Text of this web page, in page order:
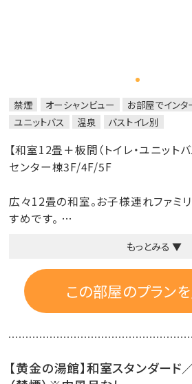
禁煙 オーシャンビュー
お部屋でインタ
ユニットバス
温泉 バストイレ別
【和室12畳＋板間（トイレ・ユニット
センター棟3F/4F/5F
広々12畳の和室。お子様連れファミ
すめです。
■客室設備：洗面台・冷暖房・冷蔵庫
ット・クローゼット・温水洗浄付きトイ
ソープ・歯ブラシセット・ハンドソープ
もっとみる ▼
この部屋のプランを
【黄金の湯館】和室スタンダード